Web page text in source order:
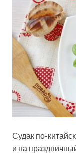
Судак по-
и на